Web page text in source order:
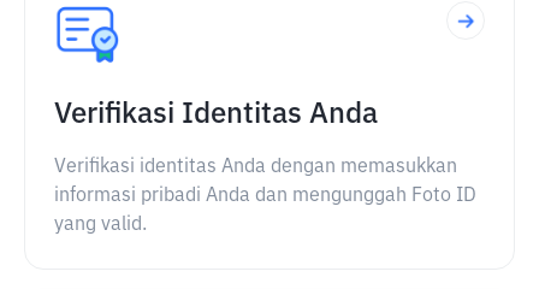
Verifikasi Identitas Anda
Verifikasi identitas Anda dengan memasukkan
informasi pribadi Anda dan mengunggah Foto ID
yang valid.